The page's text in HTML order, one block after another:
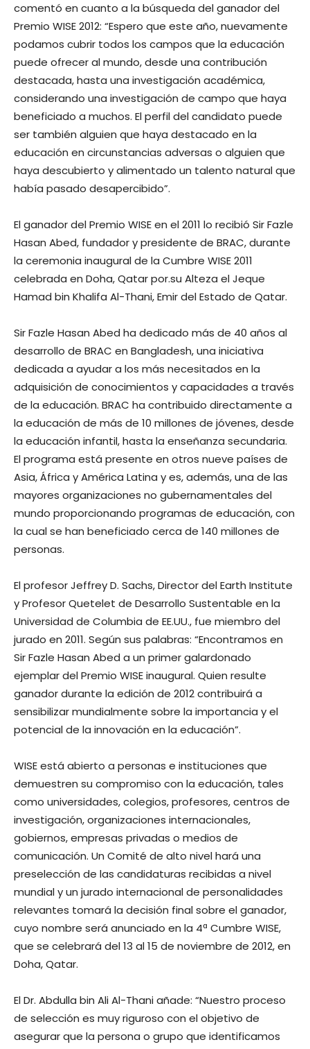
comentó en cuanto a la búsqueda del ganador del
Premio WISE 2012: “Espero que este año, nuevamente
podamos cubrir todos los campos que la educación
puede ofrecer al mundo, desde una contribución
destacada, hasta una investigación académica,
considerando una investigación de campo que haya
beneficiado a muchos. El perfil del candidato puede
ser también alguien que haya destacado en la
educación en circunstancias adversas o alguien que
haya descubierto y alimentado un talento natural que
había pasado desapercibido”.
El ganador del Premio WISE en el 2011 lo recibió Sir Fazle
Hasan Abed, fundador y presidente de BRAC, durante
la ceremonia inaugural de la Cumbre WISE 2011
celebrada en Doha, Qatar por.su Alteza el Jeque
Hamad bin Khalifa Al-Thani, Emir del Estado de Qatar.
Sir Fazle Hasan Abed ha dedicado más de 40 años al
desarrollo de BRAC en Bangladesh, una iniciativa
dedicada a ayudar a los más necesitados en la
adquisición de conocimientos y capacidades a través
de la educación. BRAC ha contribuido directamente a
la educación de más de 10 millones de jóvenes, desde
la educación infantil, hasta la enseñanza secundaria.
El programa está presente en otros nueve países de
Asia, África y América Latina y es, además, una de las
mayores organizaciones no gubernamentales del
mundo proporcionando programas de educación, con
la cual se han beneficiado cerca de 140 millones de
personas.
El profesor Jeffrey D. Sachs, Director del Earth Institute
y Profesor Quetelet de Desarrollo Sustentable en la
Universidad de Columbia de EE.UU., fue miembro del
jurado en 2011. Según sus palabras: “Encontramos en
Sir Fazle Hasan Abed a un primer galardonado
ejemplar del Premio WISE inaugural. Quien resulte
ganador durante la edición de 2012 contribuirá a
sensibilizar mundialmente sobre la importancia y el
potencial de la innovación en la educación”.
WISE está abierto a personas e instituciones que
demuestren su compromiso con la educación, tales
como universidades, colegios, profesores, centros de
investigación, organizaciones internacionales,
gobiernos, empresas privadas o medios de
comunicación. Un Comité de alto nivel hará una
preselección de las candidaturas recibidas a nivel
mundial y un jurado internacional de personalidades
relevantes tomará la decisión final sobre el ganador,
cuyo nombre será anunciado en la 4ª Cumbre WISE,
que se celebrará del 13 al 15 de noviembre de 2012, en
Doha, Qatar.
El Dr. Abdulla bin Ali Al-Thani añade: “Nuestro proceso
de selección es muy riguroso con el objetivo de
asegurar que la persona o grupo que identificamos